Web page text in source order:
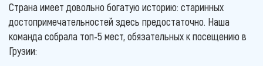
Страна имеет довольно богатую историю: старинных
достопримечательностей здесь предостаточно. Наша
команда собрала топ-5 мест, обязательных к посещению в
Грузии: